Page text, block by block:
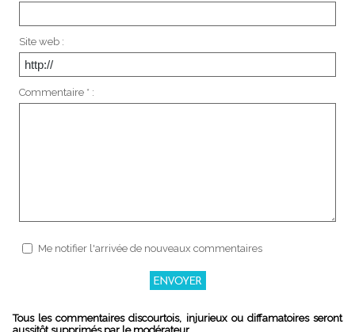
Site web :
Commentaire * :
Me notifier l'arrivée de nouveaux commentaires
Tous les commentaires discourtois, injurieux ou diffamatoires seront